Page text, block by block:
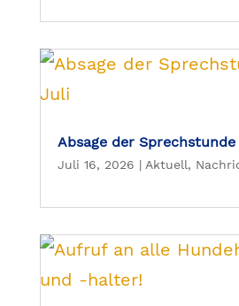
Absage der
Juli 16, 2026 | Aktuell,